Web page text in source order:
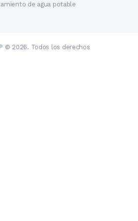
de agua potable
© 2026. Todos los derechos